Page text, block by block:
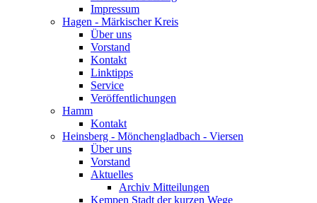
Impressum
Hagen - Märkischer Kreis
Über uns
Vorstand
Kontakt
Linktipps
Service
Veröffentlichungen
Hamm
Kontakt
Heinsberg - Mönchengladbach - Viersen
Über uns
Vorstand
Aktuelles
Archiv Mitteilungen
Kempen Stadt der kurzen Wege